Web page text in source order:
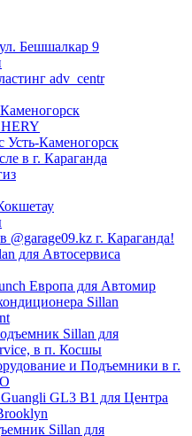
Бешшалкар 9
adv_centr
Каменогорск
в г. Караганда
@garage09.kz г. Караганда!
для Автосервиса
Европа для Автомир
Sillan
Sillan для
в п. Косшы
и Подъемники в г.
GL3 B1 для Центра
Sillan для